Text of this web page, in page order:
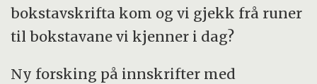
bokstavskrifta kom og vi gjekk frå runer
til bokstavane vi kjenner i dag?
Ny forsking på innskrifter med